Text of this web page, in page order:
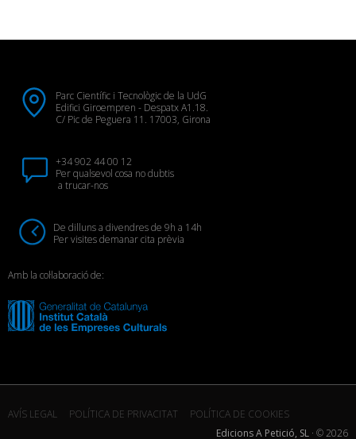
Parc Científic i Tecnològic de la UdG
Edifici Giroempren - Despatx A1.18.
C/ Pic de Peguera 11. 17003, Girona
+34 902 44 00 12
Per qualsevol cosa no dubtis
a trucar-nos
De dilluns a divendres de 9h a 14h
Per visites demanar cita prèvia
Amb la col·laboració de:
AVÍS LEGAL POLÍTICA DE PRIVACITAT
POLÍTICA DE COOKIES
Edicions A Petició, SL · ©2026